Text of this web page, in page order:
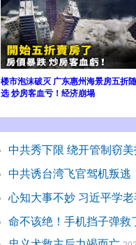
楼市泡沫破灭 广东惠州海景房五折
选 炒房客血亏！经济崩塌
中共秀下限 绕开管制窃
中共诱台湾飞官驾机叛逃
心知大事不妙 习近平学老
命不该绝！手机挡子弹救